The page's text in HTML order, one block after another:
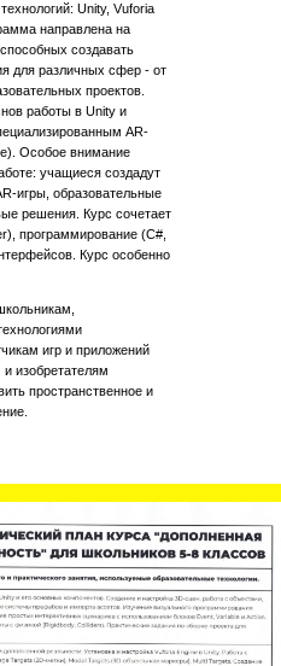
Unity, Vuforia
направлена на
создавать
для различных сфер - от
проектов.
работы в Unity и
AR-
Особое внимание
учащиеся создадут
игры, образовательные
решения. Курс сочетает
программирование (C#,
Курс особенно
игр и приложений
изобретателям
пространственное и